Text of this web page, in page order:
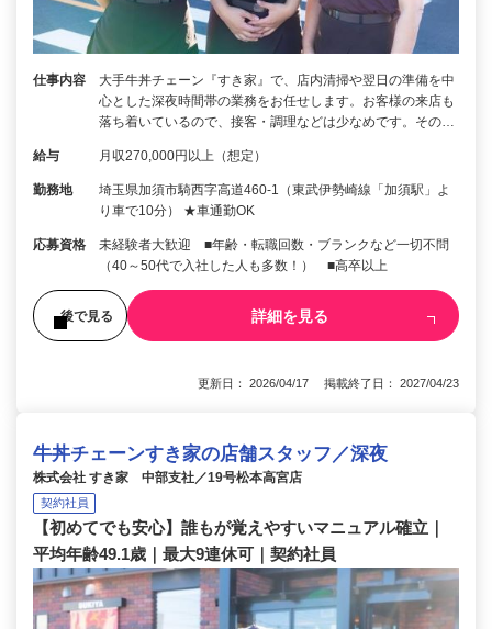
仕事内容
大手牛丼チェーン『すき家』で、店内清掃や翌日の準備を中
心とした深夜時間帯の業務をお任せします。お客様の来店も
落ち着いているので、接客・調理などは少なめです。その…
給与 月収270,000円以上（想定）
勤務地
埼玉県加須市騎西字高道460-1（東武伊勢崎線「加須駅」よ
り車で10分） ★車通勤OK
応募資格
未経験者大歓迎 ■年齢・転職回数・ブランクなど一切不問
（40～50代で入社した人も多数！） ■高卒以上
後で見る 詳細を見る
更新日： 2026/04/17 掲載終了日： 2027/04/23
牛丼チェーンすき家の店舗スタッフ／深夜
株式会社 すき家 中部支社／19号松本高宮店
契約社員
【初めてでも安心】誰もが覚えやすいマニュアル確立｜
平均年齢49.1歳｜最大9連休可｜契約社員